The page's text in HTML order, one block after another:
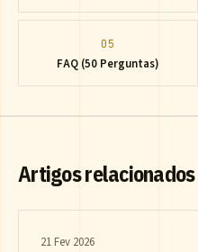
05
FAQ (50 Perguntas)
Artigos relacionados
21 Fev 2026